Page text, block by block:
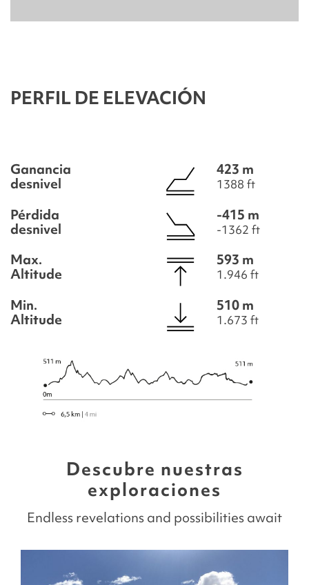
PERFIL DE ELEVACIÓN
Ganancia
desnivel
423 m
1388 ft
Pérdida
desnivel
-415 m
-1362 ft
Max.
Altitude
593 m
1.946 ft
Min.
Altitude
510 m
1.673 ft
Descubre nuestras
exploraciones
Endless revelations and possibilities await